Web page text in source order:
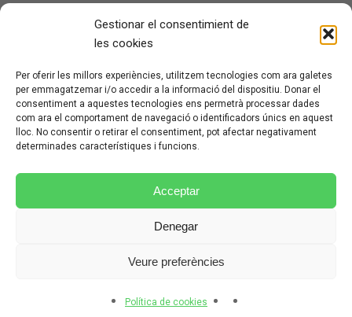
Gestionar el consentimient de
les cookies
Per oferir les millors experiències, utilitzem tecnologies com ara galetes
per emmagatzemar i/o accedir a la informació del dispositiu. Donar el
consentiment a aquestes tecnologies ens permetrà processar dades
com ara el comportament de navegació o identificadors únics en aquest
lloc. No consentir o retirar el consentiment, pot afectar negativament
determinades característiques i funcions.
Acceptar
Denegar
Veure preferències
Política de cookies
CLASSE EN GRUP
QUI SOC?
CONTACTE
AVÍS LEGAL I PROTECCIÓ DE DADES
POLÍTICA DE COOKIES (UE)
CONDICIONS PARTICULARS D’ÚS I CONTRACTACIÓ
POLÍTICA DE PRIVACITAT
ILLUSTRIOUS